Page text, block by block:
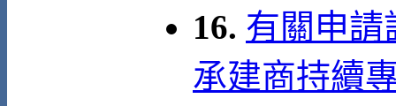
16. 有關申請
承建商持續